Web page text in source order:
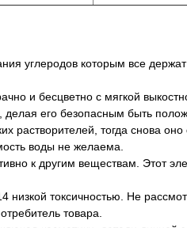
углеродов которым все
и бесцветно с мягкой
делая его безопасным быть
растворителей, тогда снова
воды не желаема.
к другим веществам. Этот
низкой токсичностью. Не
товара.